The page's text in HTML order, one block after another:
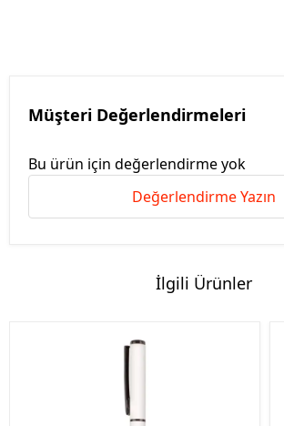
Müşteri Değerlendirmeleri
Bu ürün için değerlendirme yok
Değerlendirme Yazın
İlgili Ürünler